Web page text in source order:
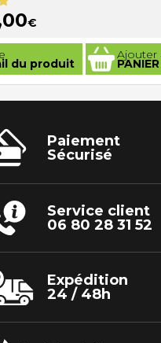
€
du produit
Ajouter
PANIER
Paiement
Sécurisé
Service client
06 80 28 31 52
Expédition
24 / 48h